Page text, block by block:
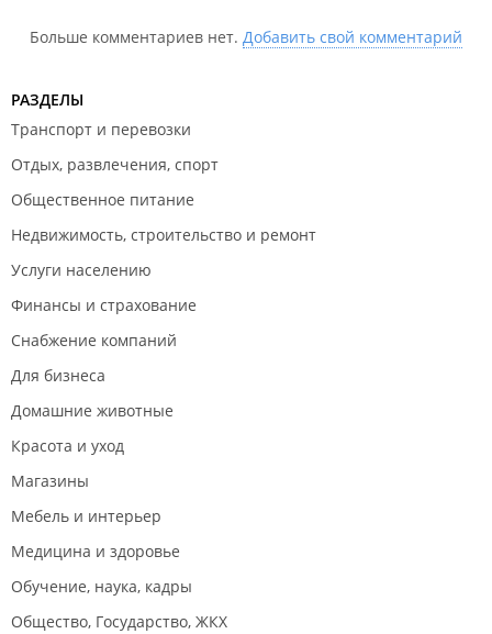
Больше комментариев нет. Добавить свой комментарий
РАЗДЕЛЫ
Транспорт и перевозки
Отдых, развлечения, спорт
Общественное питание
Недвижимость, строительство и ремонт
Услуги населению
Финансы и страхование
Снабжение компаний
Для бизнеса
Домашние животные
Красота и уход
Магазины
Мебель и интерьер
Медицина и здоровье
Обучение, наука, кадры
Общество, Государство, ЖКХ